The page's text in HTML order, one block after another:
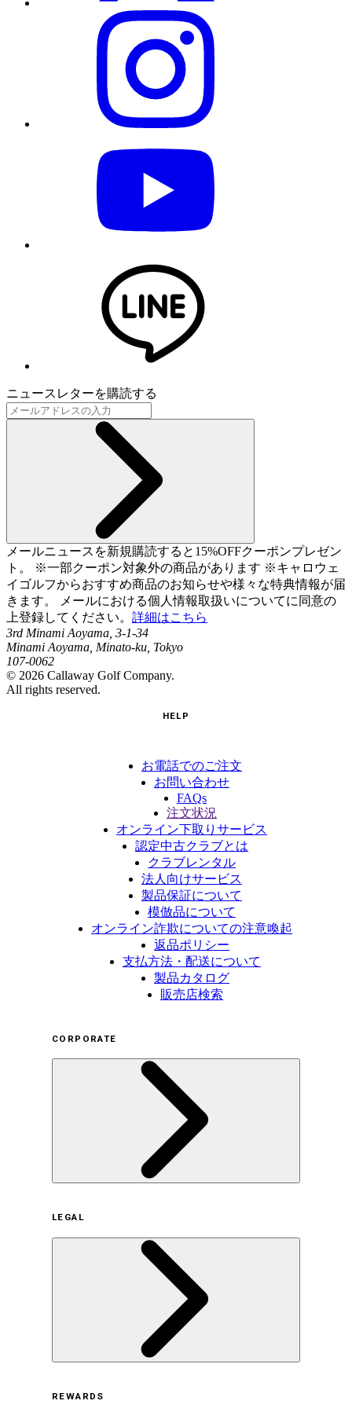
ニュースレターを購読する
メールニュースを新規購読すると15%OFFクーポンプレゼン
ト。 ※一部クーポン対象外の商品があります ※キャロウェ
イゴルフからおすすめ商品のお知らせや様々な特典情報が届
きます。 メールにおける個人情報取扱いについてに同意の
上登録してください。 詳細はこちら
3rd Minami Aoyama, 3-1-34
Minami Aoyama, Minato-ku, Tokyo
107-0062
© 2026 Callaway Golf Company.
All rights reserved.
HELP
お電話でのご注文
お問い合わせ
FAQs
注文状況
オンライン下取りサービス
認定中古クラブとは
クラブレンタル
法人向けサービス
製品保証について
模倣品について
オンライン詐欺についての注意喚起
返品ポリシー
支払方法・配送について
製品カタログ
販売店検索
CORPORATE
サステナビリティの取り組み（日本）
サステナビリティの取り組み（米国/英語）
ヒストリー
採用情報
LEGAL
REWARDS